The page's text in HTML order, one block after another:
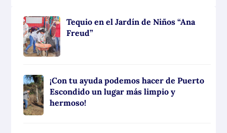
Tequio en el Jardín de Niños “Ana
Freud”
¡Con tu ayuda podemos hacer de Puerto
Escondido un lugar más limpio y
hermoso!